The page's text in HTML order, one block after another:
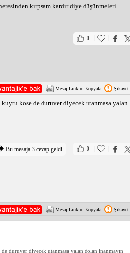
kırpsam kardır diye düşünmeleri
0
Mesaj Linkini Kopyala Şikayet
kose de duruver diyecek utanmasa yalan
0
Bu mesaja 3 cevap geldi
Mesaj Linkini Kopyala Şikayet
duruver diyecek utanmasa yalan dolan inanmayın